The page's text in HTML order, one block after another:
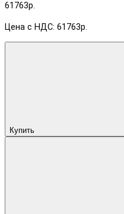
61763р.
Цена с НДС: 61763р.
Купить